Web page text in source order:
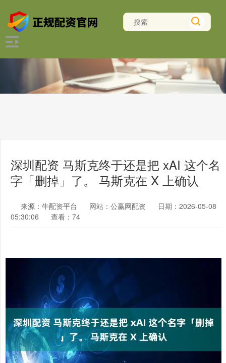
深圳配资 马斯克终于还是把 xAI 这个名
字「删掉」了。 马斯克在 X 上确认
来源：牛配资平台 网站：公赢网配资
日期：2026-05-08
05:30:06
查看：74